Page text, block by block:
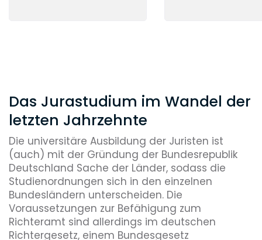
Das Jurastudium im Wandel der
letzten Jahrzehnte
Die universitäre Ausbildung der Juristen ist
(auch) mit der Gründung der Bundesrepublik
Deutschland Sache der Länder, sodass die
Studienordnungen sich in den einzelnen
Bundesländern unterscheiden. Die
Voraussetzungen zur Befähigung zum
Richteramt sind allerdings im deutschen
Richtergesetz, einem Bundesgesetz